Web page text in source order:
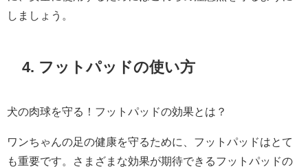
しましょう。
4. フットパッドの使い方
犬の肉球を守る！フットパッドの効果とは？
ワンちゃんの足の健康を守るために、フットパッドはとて
も重要です。さまざまな効果が期待できるフットパッドの